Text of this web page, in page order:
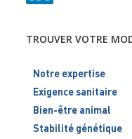
TROUVER VOTRE
Notre expertise
Exigence sanitaire
Bien-être animal
Stabilité génétique